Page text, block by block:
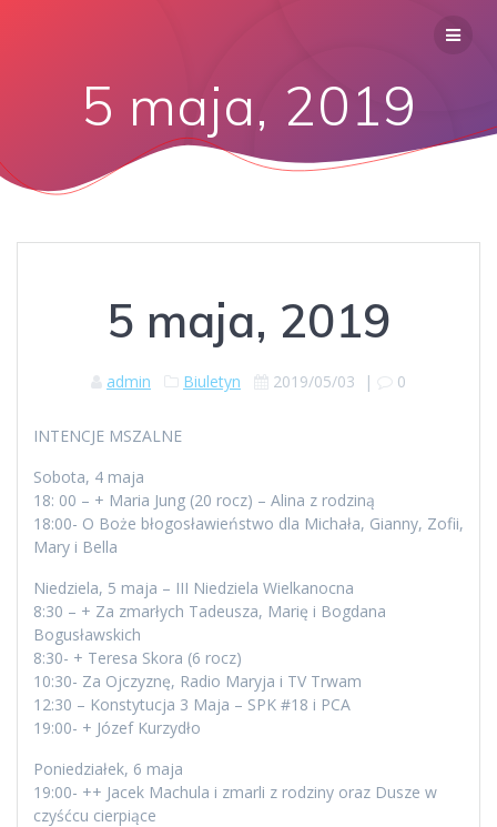
5 maja, 2019
5 maja, 2019
admin Biuletyn 2019/05/03 | 0
INTENCJE MSZALNE
Sobota, 4 maja
18: 00 – + Maria Jung (20 rocz) – Alina z rodziną
18:00- O Boże błogosławieństwo dla Michała, Gianny, Zofii,
Mary i Bella
Niedziela, 5 maja – III Niedziela Wielkanocna
8:30 – + Za zmarłych Tadeusza, Marię i Bogdana
Bogusławskich
8:30- + Teresa Skora (6 rocz)
10:30- Za Ojczyznę, Radio Maryja i TV Trwam
12:30 – Konstytucja 3 Maja – SPK #18 i PCA
19:00- + Józef Kurzydło
Poniedziałek, 6 maja
19:00- ++ Jacek Machula i zmarli z rodziny oraz Dusze w
czyśćcu cierpiące